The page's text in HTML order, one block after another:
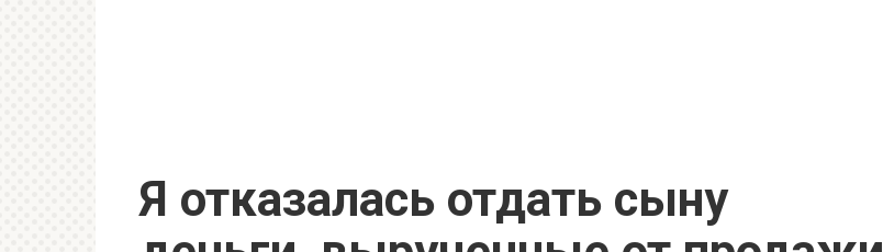
Я отказалась отдать сыну